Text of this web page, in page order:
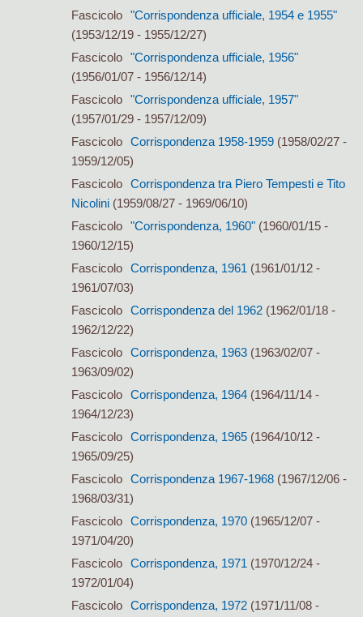
Fascicolo
"Corrispondenza ufficiale, 1954 e 1955"
(1953/12/19 - 1955/12/27)
Fascicolo
"Corrispondenza ufficiale, 1956"
(1956/01/07 - 1956/12/14)
Fascicolo
"Corrispondenza ufficiale, 1957"
(1957/01/29 - 1957/12/09)
Fascicolo
Corrispondenza 1958-1959(1958/02/27 -
1959/12/05)
Fascicolo
Corrispondenza tra Piero Tempesti e Tito
Nicolini(1959/08/27 - 1969/06/10)
Fascicolo
"Corrispondenza, 1960"(1960/01/15 -
1960/12/15)
Fascicolo
Corrispondenza, 1961 (1961/01/12 -
1961/07/03)
Fascicolo
Corrispondenza del 1962(1962/01/18 -
1962/12/22)
Fascicolo
Corrispondenza, 1963(1963/02/07 -
1963/09/02)
Fascicolo
Corrispondenza, 1964(1964/11/14 -
1964/12/23)
Fascicolo
Corrispondenza, 1965(1964/10/12 -
1965/09/25)
Fascicolo
Corrispondenza 1967-1968(1967/12/06 -
1968/03/31)
Fascicolo
Corrispondenza, 1970(1965/12/07 -
1971/04/20)
Fascicolo
Corrispondenza, 1971 (1970/12/24 -
1972/01/04)
Fascicolo
Corrispondenza, 1972(1971/11/08 -